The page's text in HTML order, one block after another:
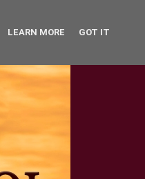
LEARN MORE GOT IT